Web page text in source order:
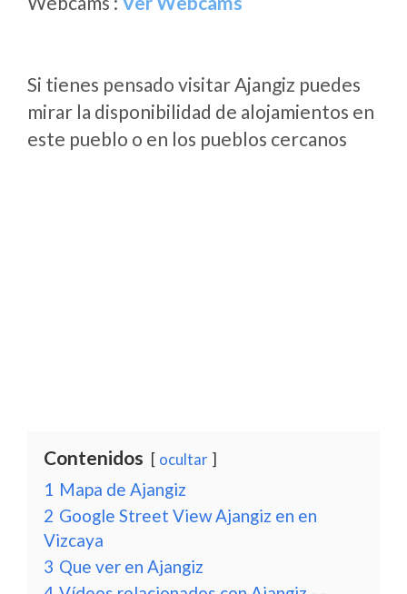
Si tienes pensado visitar Ajangiz puedes
mirar la disponibilidad de alojamientos en
este pueblo o en los pueblos cercanos
Contenidos ocultar
1 Mapa de Ajangiz
2 Google Street View Ajangiz en en
Vizcaya
3 Que ver en Ajangiz